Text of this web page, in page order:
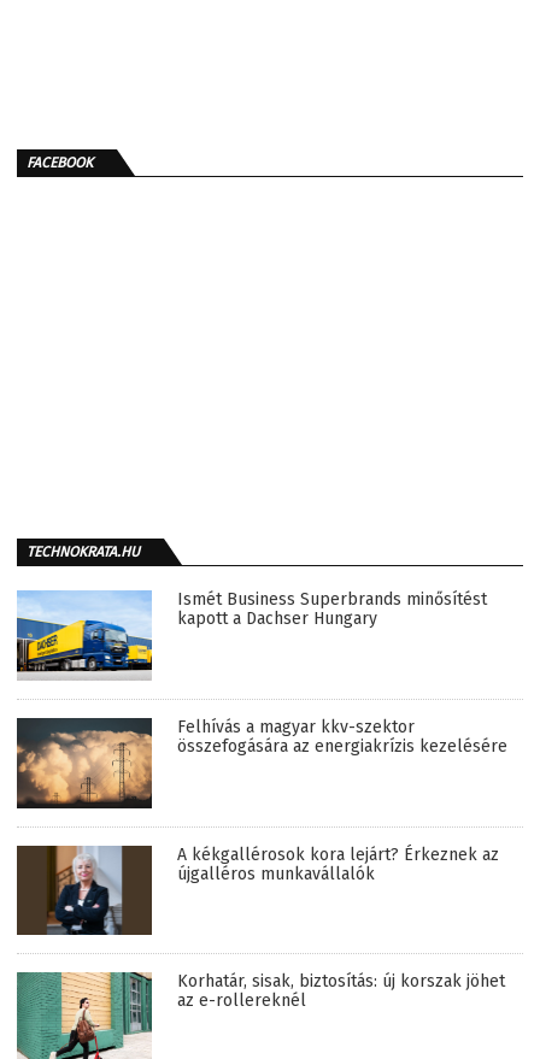
FACEBOOK
TECHNOKRATA.HU
Ismét Business Superbrands minősítést
kapott a Dachser Hungary
Felhívás a magyar kkv-szektor
összefogására az energiakrízis kezelésére
A kékgallérosok kora lejárt? Érkeznek az
újgalléros munkavállalók
Korhatár, sisak, biztosítás: új korszak jöhet
az e-rollereknél